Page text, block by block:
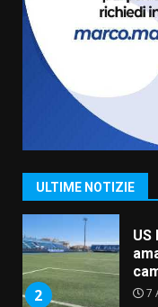
ULTIME NOTIZIE
La
1
“I
2
US
7